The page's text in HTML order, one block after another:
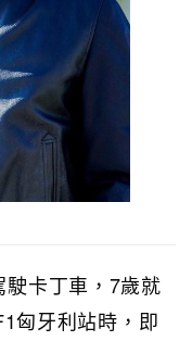
卡丁車，7歲就
匈牙利站時，即